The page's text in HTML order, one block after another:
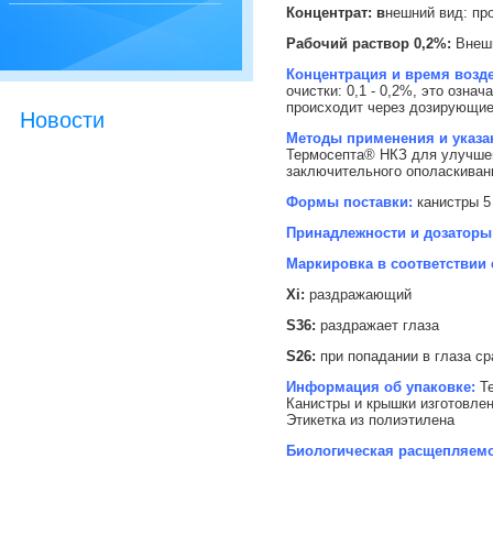
Новости
Концентрат: внешний вид:
Рабочий раствор 0,2%:
Концентрация и время
очистки: 0,1 - 0,2%, это
происходит через
Методы применения и
Термосепта® НКЗ для
заключительного
Формы поставки: канистры 5
Принадлежности и
Маркировка в
Хi: раздражающий
S36: раздражает глаза
S26: при попадании в глаза
Информация об упаковке:
Канистры и крышки
Этикетка из полиэтилена
Биологическая